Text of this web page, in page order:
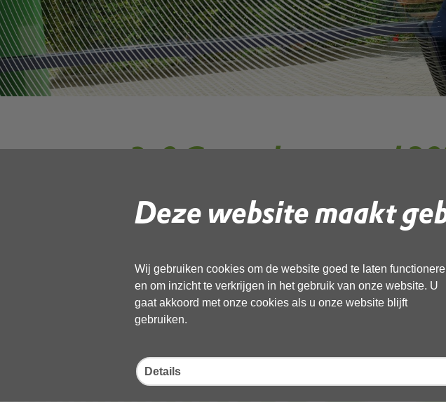
Deze website maakt
Wij gebruiken cookies om de website goed te laten
en om inzicht te verkrijgen in het gebruik van onze website. U
gaat akkoord met onze cookies als u onze website blijft
gebruiken.
Details
3. 0 Controleprotocol
Gebruik de onderstaande link om het document te downloaden.
Deel deze pagina